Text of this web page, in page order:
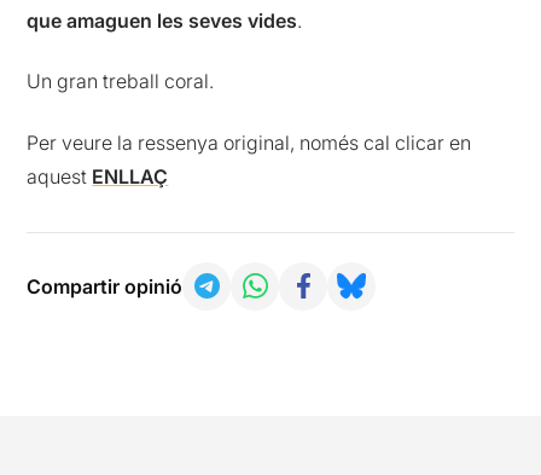
que amaguen les seves vides.
Un gran treball coral.
Per veure la ressenya original, només cal clicar en
aquest ENLLAÇ
Compartir opinió